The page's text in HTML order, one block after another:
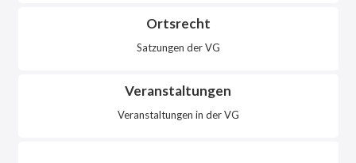
Ortsrecht
Satzungen der VG
Veranstaltungen
Veranstaltungen in der VG